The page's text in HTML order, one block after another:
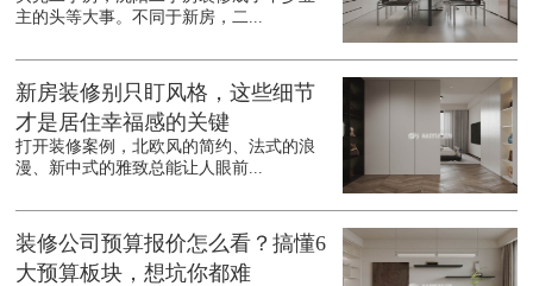
主的头等大事。不同于新房，二...
新房装修别只盯风格，这些细节
才是居住幸福感的关键
打开装修案例，北欧风的简约、法式的浪
漫、新中式的雅致总能让人眼前...
装修公司预算报价怎么看？搞懂6
大预算板块，想坑你都难